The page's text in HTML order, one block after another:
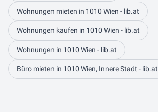
Wohnungen mieten in 1010 Wien - lib.at
Wohnungen kaufen in 1010 Wien - lib.at
Wohnungen in 1010 Wien - lib.at
Büro mieten in 1010 Wien, Innere Stadt - lib.at